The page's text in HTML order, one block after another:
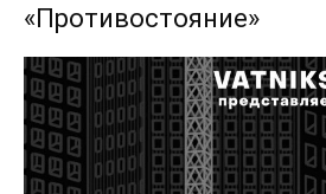
«Противостояние»